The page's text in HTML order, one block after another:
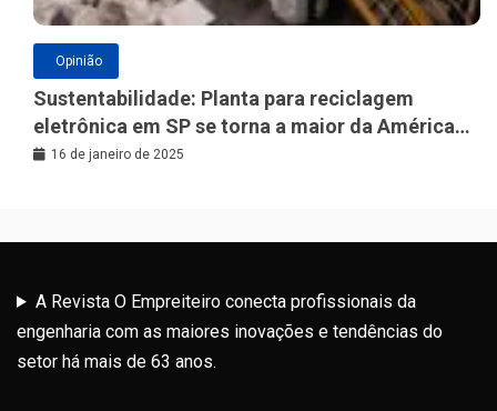
Opinião
Sustentabilidade: Planta para reciclagem
eletrônica em SP se torna a maior da América
Latina
16 de janeiro de 2025
A Revista O Empreiteiro conecta profissionais da
engenharia com as maiores inovações e tendências do
setor há mais de 63 anos.